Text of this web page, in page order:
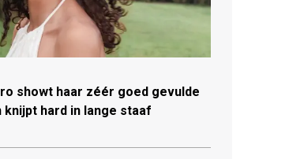
showt haar zéér goed gevulde
knijpt hard in lange staaf